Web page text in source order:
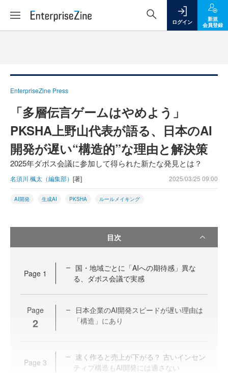
ログイン
新規
会員登録
EnterpriseZine Press
「多層伝言ゲームはやめよう」
PKSHA上野山代表が語る、日本のAI
開発が遅い“構造的”な理由と解決策
2025年ダボス会議に参加して得られた新たな発見とは？
名須川 楓太（編集部） [著] 2025/03/25 09:00
AI開発 生成AI PKSHA ルールメイキング
目次
Page 1
国・地域ごとに「AIへの期待感」異な
る、ダボス会議で実感
Page
2
日本企業のAI開発スピードが遅い理由は
「構造」にあり
Page 3
速く作ると売上が下がる？ 古いインセン
ティブ構造もAI開発には適さない